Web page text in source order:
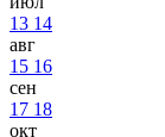
13 14
авг
15 16
сен
17 18
окт